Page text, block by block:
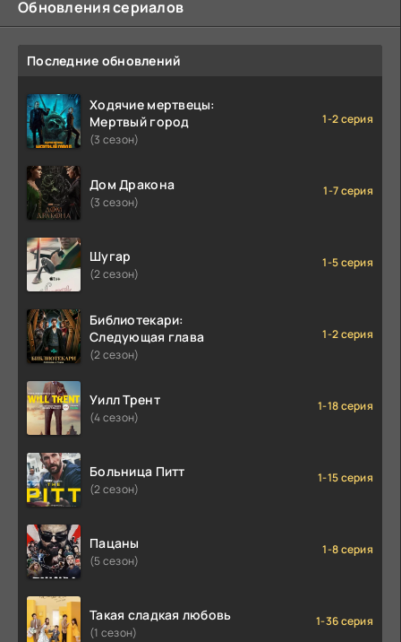
Обновления сериалов
Последние обновлений
Ходячие мертвецы:
Мертвый город
(3 сезон)
1-2 серия
Дом Дракона
(3 сезон)
1-7 серия
Шугар
(2 сезон)
1-5 серия
Библиотекари:
Следующая глава
(2 сезон)
1-2 серия
Уилл Трент
(4 сезон)
1-18 серия
Больница Питт
(2 сезон)
1-15 серия
Пацаны
(5 сезон)
1-8 серия
Такая сладкая любовь
(1 сезон)
1-36 серия